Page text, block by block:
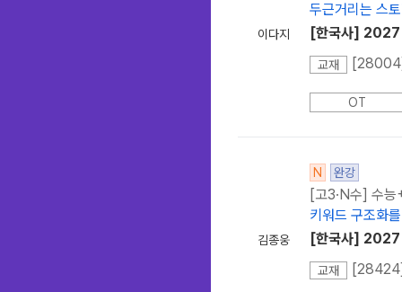
이다지
두근거리는 스
[한국사] 2027
교재
OT
김종웅
N 완강
[고3·N수] 수
키워드 구조화
[한국사] 2027
교재